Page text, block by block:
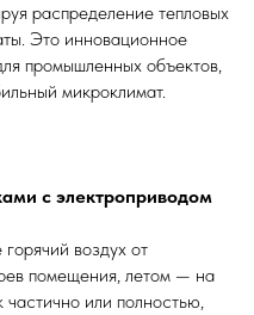
распределение тепловых
Это инновационное
промышленных объектов,
микроклимат.
с электроприводом
воздух от
помещения, летом — на
частично или полностью,